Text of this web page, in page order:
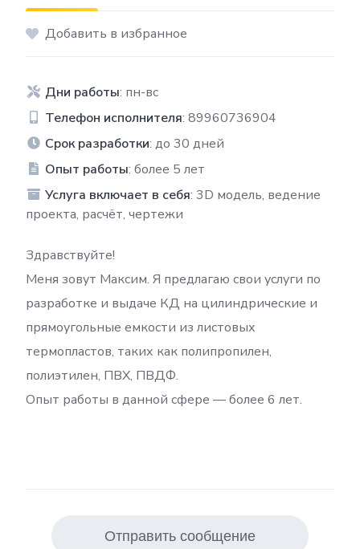
Добавить в избранное
Дни работы: пн-вс
Телефон исполнителя: 89960736904
Срок разработки: до 30 дней
Опыт работы: более 5 лет
Услуга включает в себя: 3D модель, ведение
проекта, расчёт, чертежи
Здравствуйте!
Меня зовут Максим. Я предлагаю свои услуги по
разработке и выдаче КД на цилиндрические и
прямоугольные емкости из листовых
термопластов, таких как полипропилен,
полиэтилен, ПВХ, ПВДФ.
Опыт работы в данной сфере — более 6 лет.
Отправить сообщение